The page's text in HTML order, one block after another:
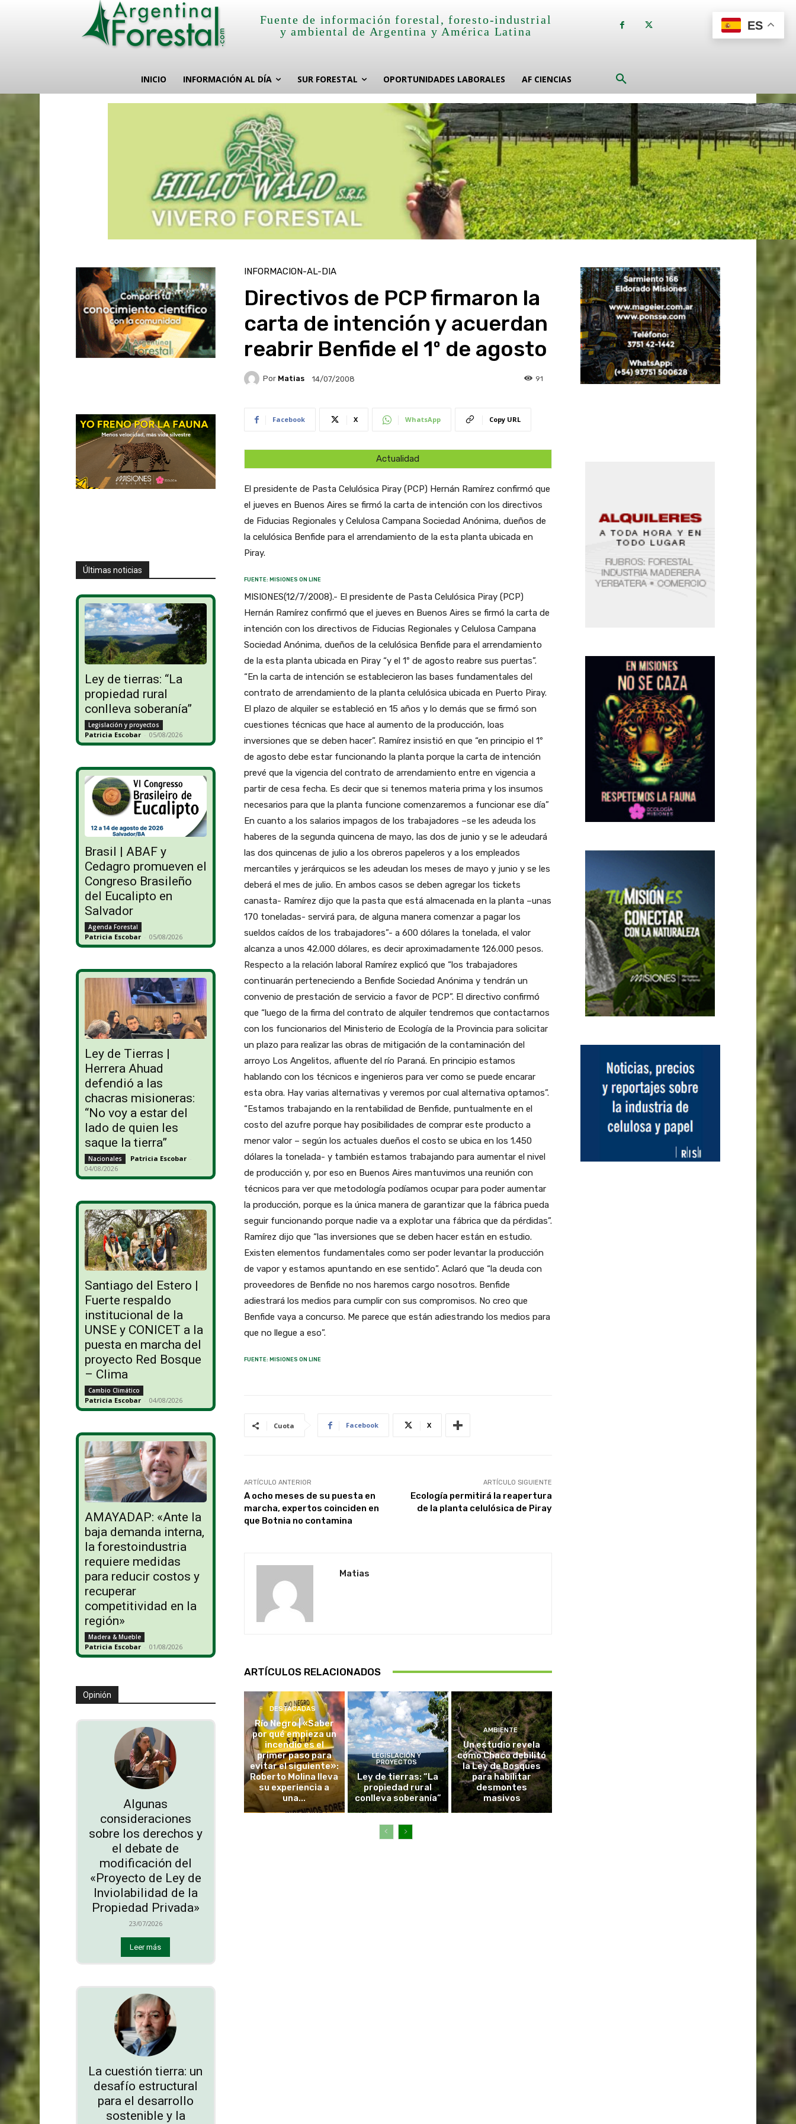
Fuente de información forestal, foresto-industrial
y ambiental de Argentina y América Latina
INICIO INFORMACIÓN AL DÍA SUR FORESTAL OPORTUNIDADES LABORALES AF CIENCIAS
Últimas noticias
Ley de tierras: “La
propiedad rural
conlleva soberanía”
Legislación y proyectos
Patricia Escobar - 05/08/2026
Brasil | ABAF y
Cedagro promueven el
Congreso Brasileño
del Eucalipto en
Salvador
Agenda Forestal
Patricia Escobar - 05/08/2026
Ley de Tierras |
Herrera Ahuad
defendió a las
chacras misioneras:
“No voy a estar del
lado de quien les
saque la tierra”
Nacionales Patricia Escobar -
04/08/2026
Santiago del Estero |
Fuerte respaldo
institucional de la
UNSE y CONICET a la
puesta en marcha del
proyecto Red Bosque
– Clima
Cambio Climático
Patricia Escobar - 04/08/2026
AMAYADAP: «Ante la
baja demanda interna,
la forestoindustria
requiere medidas
para reducir costos y
recuperar
competitividad en la
región»
Madera & Mueble
Patricia Escobar - 01/08/2026
Opinión
Algunas
consideraciones
sobre los derechos y
el debate de
modificación del
«Proyecto de Ley de
Inviolabilidad de la
Propiedad Privada»
23/07/2026
Leer más
La cuestión tierra: un
desafío estructural
para el desarrollo
sostenible y la
INFORMACION-AL-DIA
Directivos de PCP firmaron la
carta de intención y acuerdan
reabrir Benfide el 1º de agosto
Por Matias 14/07/2008 91
Facebook X WhatsApp Copy URL
Actualidad
El presidente de Pasta Celulósica Piray (PCP) Hernán Ramírez confirmó que
el jueves en Buenos Aires se firmó la carta de intención con los directivos
de Fiducias Regionales y Celulosa Campana Sociedad Anónima, dueños de
la celulósica Benfide para el arrendamiento de la esta planta ubicada en
Piray.
FUENTE: MISIONES ON LINE
MISIONES(12/7/2008).- El presidente de Pasta Celulósica Piray (PCP)
Hernán Ramírez confirmó que el jueves en Buenos Aires se firmó la carta de
intención con los directivos de Fiducias Regionales y Celulosa Campana
Sociedad Anónima, dueños de la celulósica Benfide para el arrendamiento
de la esta planta ubicada en Piray “y el 1º de agosto reabre sus puertas”.
“En la carta de intención se establecieron las bases fundamentales del
contrato de arrendamiento de la planta celulósica ubicada en Puerto Piray.
El plazo de alquiler se estableció en 15 años y lo demás que se firmó son
cuestiones técnicas que hace al aumento de la producción, loas
inversiones que se deben hacer”. Ramírez insistió en que “en principio el 1º
de agosto debe estar funcionando la planta porque la carta de intención
prevé que la vigencia del contrato de arrendamiento entre en vigencia a
partir de cesa fecha. Es decir que si tenemos materia prima y los insumos
necesarios para que la planta funcione comenzaremos a funcionar ese día”
En cuanto a los salarios impagos de los trabajadores –se les adeuda los
haberes de la segunda quincena de mayo, las dos de junio y se le adeudará
las dos quincenas de julio a los obreros papeleros y a los empleados
mercantiles y jerárquicos se les adeudan los meses de mayo y junio y se les
deberá el mes de julio. En ambos casos se deben agregar los tickets
canasta- Ramírez dijo que la pasta que está almacenada en la planta –unas
170 toneladas- servirá para, de alguna manera comenzar a pagar los
sueldos caídos de los trabajadores”- a 600 dólares la tonelada, el valor
alcanza a unos 42.000 dólares, es decir aproximadamente 126.000 pesos.
Respecto a la relación laboral Ramírez explicó que “los trabajadores
continuarán perteneciendo a Benfide Sociedad Anónima y tendrán un
convenio de prestación de servicio a favor de PCP”. El directivo confirmó
que “luego de la firma del contrato de alquiler tendremos que contactarnos
con los funcionarios del Ministerio de Ecología de la Provincia para solicitar
un plazo para realizar las obras de mitigación de la contaminación del
arroyo Los Angelitos, afluente del río Paraná. En principio estamos
hablando con los técnicos e ingenieros para ver como se puede encarar
esta obra. Hay varias alternativas y veremos por cual alternativa optamos”.
“Estamos trabajando en la rentabilidad de Benfide, puntualmente en el
costo del azufre porque hay posibilidades de comprar este producto a
menor valor – según los actuales dueños el costo se ubica en los 1.450
dólares la tonelada- y también estamos trabajando para aumentar el nivel
de producción y, por eso en Buenos Aires mantuvimos una reunión con
técnicos para ver que metodología podíamos ocupar para poder aumentar
la producción, porque es la única manera de garantizar que la fábrica pueda
seguir funcionando porque nadie va a explotar una fábrica que da pérdidas”.
Ramírez dijo que “las inversiones que se deben hacer están en estudio.
Existen elementos fundamentales como ser poder levantar la producción
de vapor y estamos apuntando en ese sentido”. Aclaró que “la deuda con
proveedores de Benfide no nos haremos cargo nosotros. Benfide
adiestrará los medios para cumplir con sus compromisos. No creo que
Benfide vaya a concurso. Me parece que están adiestrando los medios para
que no llegue a eso”.
FUENTE: MISIONES ON LINE
Cuota Facebook X
ARTÍCULO ANTERIOR
A ocho meses de su puesta en
marcha, expertos coinciden en
que Botnia no contamina
ARTÍCULO SIGUIENTE
Ecología permitirá la reapertura
de la planta celulósica de Piray
Matias
ARTÍCULOS RELACIONADOS
DESTACADAS
Río Negro | «Saber
por qué empieza un
incendio es el
primer paso para
evitar el siguiente»:
Roberto Molina lleva
su experiencia a
una...
LEGISLACIÓN Y
PROYECTOS
Ley de tierras: “La
propiedad rural
conlleva soberanía”
AMBIENTE
Un estudio revela
cómo Chaco debilitó
la Ley de Bosques
para habilitar
desmontes
masivos
ES